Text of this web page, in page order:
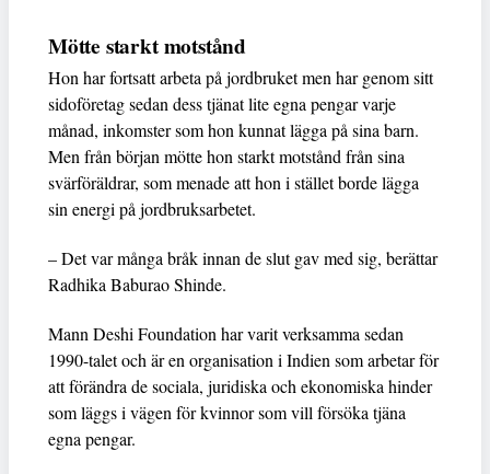
Mötte starkt motstånd
Hon har fortsatt arbeta på jordbruket men har genom sitt
sidoföretag sedan dess tjänat lite egna pengar varje
månad, inkomster som hon kunnat lägga på sina barn.
Men från början mötte hon starkt motstånd från sina
svärföräldrar, som menade att hon i stället borde lägga
sin energi på jordbruksarbetet.
– Det var många bråk innan de slut gav med sig, berättar
Radhika Baburao Shinde.
Mann Deshi Foundation har varit verksamma sedan
1990-talet och är en organisation i Indien som arbetar för
att förändra de sociala, juridiska och ekonomiska hinder
som läggs i vägen för kvinnor som vill försöka tjäna
egna pengar.